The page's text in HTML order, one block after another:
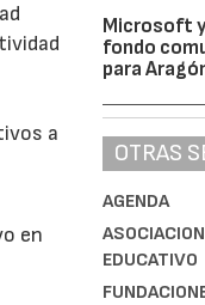
a
en
Microsoft
fondo
para
OTRAS
AGENDA
EDUCATIVO